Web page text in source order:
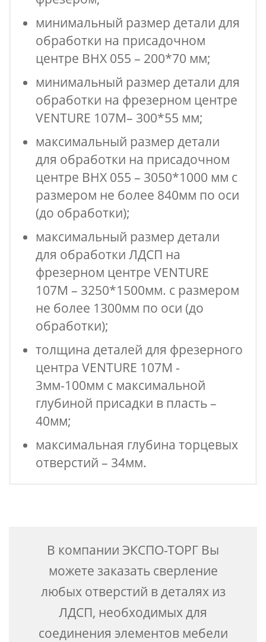
минимальный размер детали для
обработки на присадочном
центре BHX 055 – 200*70 мм;
минимальный размер детали для
обработки на фрезерном центре
VENTURE 107М– 300*55 мм;
максимальный размер детали
для обработки на присадочном
центре BHX 055 – 3050*1000 мм с
размером не более 840мм по оси
(до обработки);
максимальный размер детали
для обработки ЛДСП на
фрезерном центре VENTURE
107М – 3250*1500мм. с размером
не более 1300мм по оси (до
обработки);
толщина деталей для фрезерного
центра VENTURE 107М -
3мм-100мм с максимальной
глубиной присадки в пласть –
40мм;
максимальная глубина торцевых
отверстий – 34мм.
В компании ЭКСПО-ТОРГ Вы
можете заказать сверление
любых отверстий в деталях из
ЛДСП, необходимых для
соединения элементов мебели